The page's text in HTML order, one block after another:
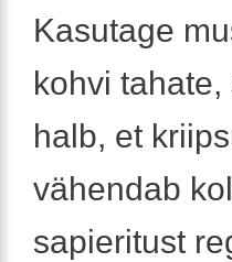
Kasutage
kohvi
halb, et
vähendab
sapieritust